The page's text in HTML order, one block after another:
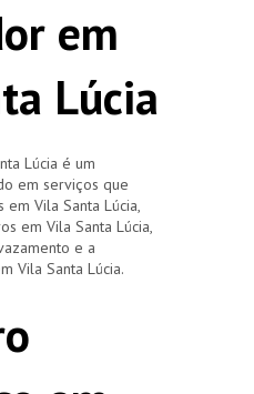
em
Lúcia
Lúcia é um
em serviços que
Vila Santa Lúcia,
em Vila Santa Lúcia,
e a
Vila Santa Lúcia.